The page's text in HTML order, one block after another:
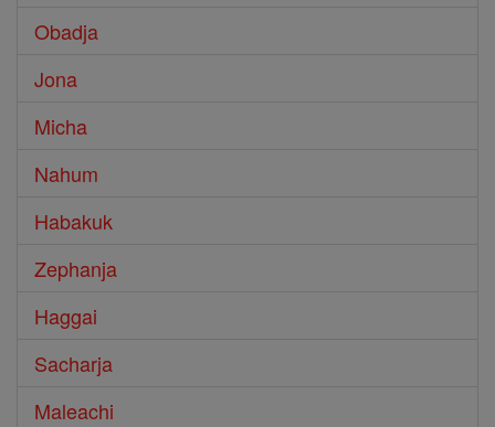
Obadja
Jona
Micha
Nahum
Habakuk
Zephanja
Haggai
Sacharja
Maleachi